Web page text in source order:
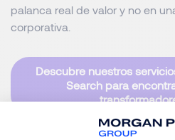
palanca real de valor y no en
corporativa.
Descubre nuestros
Search para